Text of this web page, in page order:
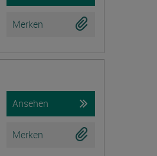
Merken
Ansehen
Merken